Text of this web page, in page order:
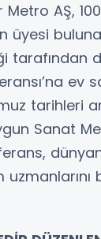
AŞ,
üyesi
tarafından
ev
tarihleri
Sanat